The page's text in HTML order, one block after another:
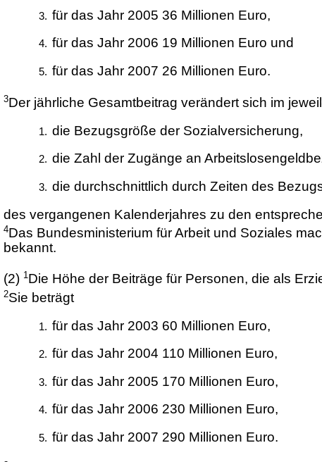
für das Jahr 2005 36 Millionen Euro,
für das Jahr 2006 19 Millionen Euro und
für das Jahr 2007 26 Millionen Euro.
3Der jährliche Gesamtbeitrag verändert sich im
die Bezugsgröße der Sozialversicherung,
die Zahl der Zugänge an
die durchschnittlich durch Zeiten des
des vergangenen Kalenderjahres zu den
4Das Bundesministerium für Arbeit und Soziales
bekannt.
(2) 1Die Höhe der Beiträge für Personen, die als
2Sie beträgt
für das Jahr 2003 60 Millionen Euro,
für das Jahr 2004 110 Millionen Euro,
für das Jahr 2005 170 Millionen Euro,
für das Jahr 2006 230 Millionen Euro,
für das Jahr 2007 290 Millionen Euro.